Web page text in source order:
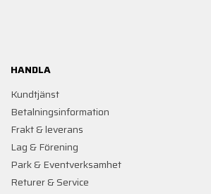
HANDLA
Kundtjänst
Betalningsinformation
Frakt & leverans
Lag & Förening
Park & Eventverksamhet
Returer & Service